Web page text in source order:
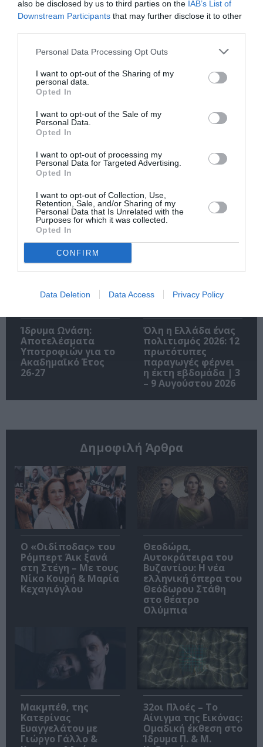
also be disclosed by us to third parties on the IAB’s List of
Downstream Participants that may further disclose it to other
Personal Data Processing Opt Outs
I want to opt-out of the Sharing of my
personal data.
Opted In
I want to opt-out of the Sale of my
Personal Data.
Opted In
I want to opt-out of processing my
Personal Data for Targeted Advertising.
Opted In
I want to opt-out of Collection, Use,
Retention, Sale, and/or Sharing of my
Personal Data that Is Unrelated with the
Purposes for which it was collected.
Opted In
CONFIRM
Data Deletion Data Access Privacy Policy
Ακολουθήστε το Culturenow.gr
Σχετικά Άρθρα
Ο Λάκης Χαλκιάς,
σημαντικός
εκπρόσωπος της
μουσικής μας
παράδοσης, πέθανε
σε ηλικία 82 ετών
απαγορεύει την
είσοδο σε δύο μέλη
των Massive Attack
Ίδρυμα Ωνάση:
Αποτελέσματα
Υποτροφιών για το
Ακαδημαϊκό Έτος
26-27
Όλη η Ελλάδα ένας
πολιτισμός 2026: 12
πρωτότυπες
παραγωγές φέρνει
η έκτη εβδομάδα | 3
– 9 Αυγούστου 2026
Δημοφιλή Άρθρα
O «Οιδίποδας» του
Ρόμπερτ Άικ ξανά
στη Στέγη – Με τους
Νίκο Κουρή & Μαρία
Κεχαγιόγλου
Θεοδώρα,
Αυτοκράτειρα του
Βυζαντίου: Η νέα
ελληνική όπερα του
Θεόδωρου Στάθη
στο θέατρο
Ολύμπια
Μακμπέθ, της
Κατερίνας
Ευαγγελάτου με
Γιώργο Γάλλο &
32οι Πλοές – Το
Αίνιγμα της Εικόνας:
Ομαδική έκθεση στο
Ίδρυμα Π. & Μ.